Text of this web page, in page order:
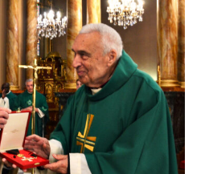
Enfance